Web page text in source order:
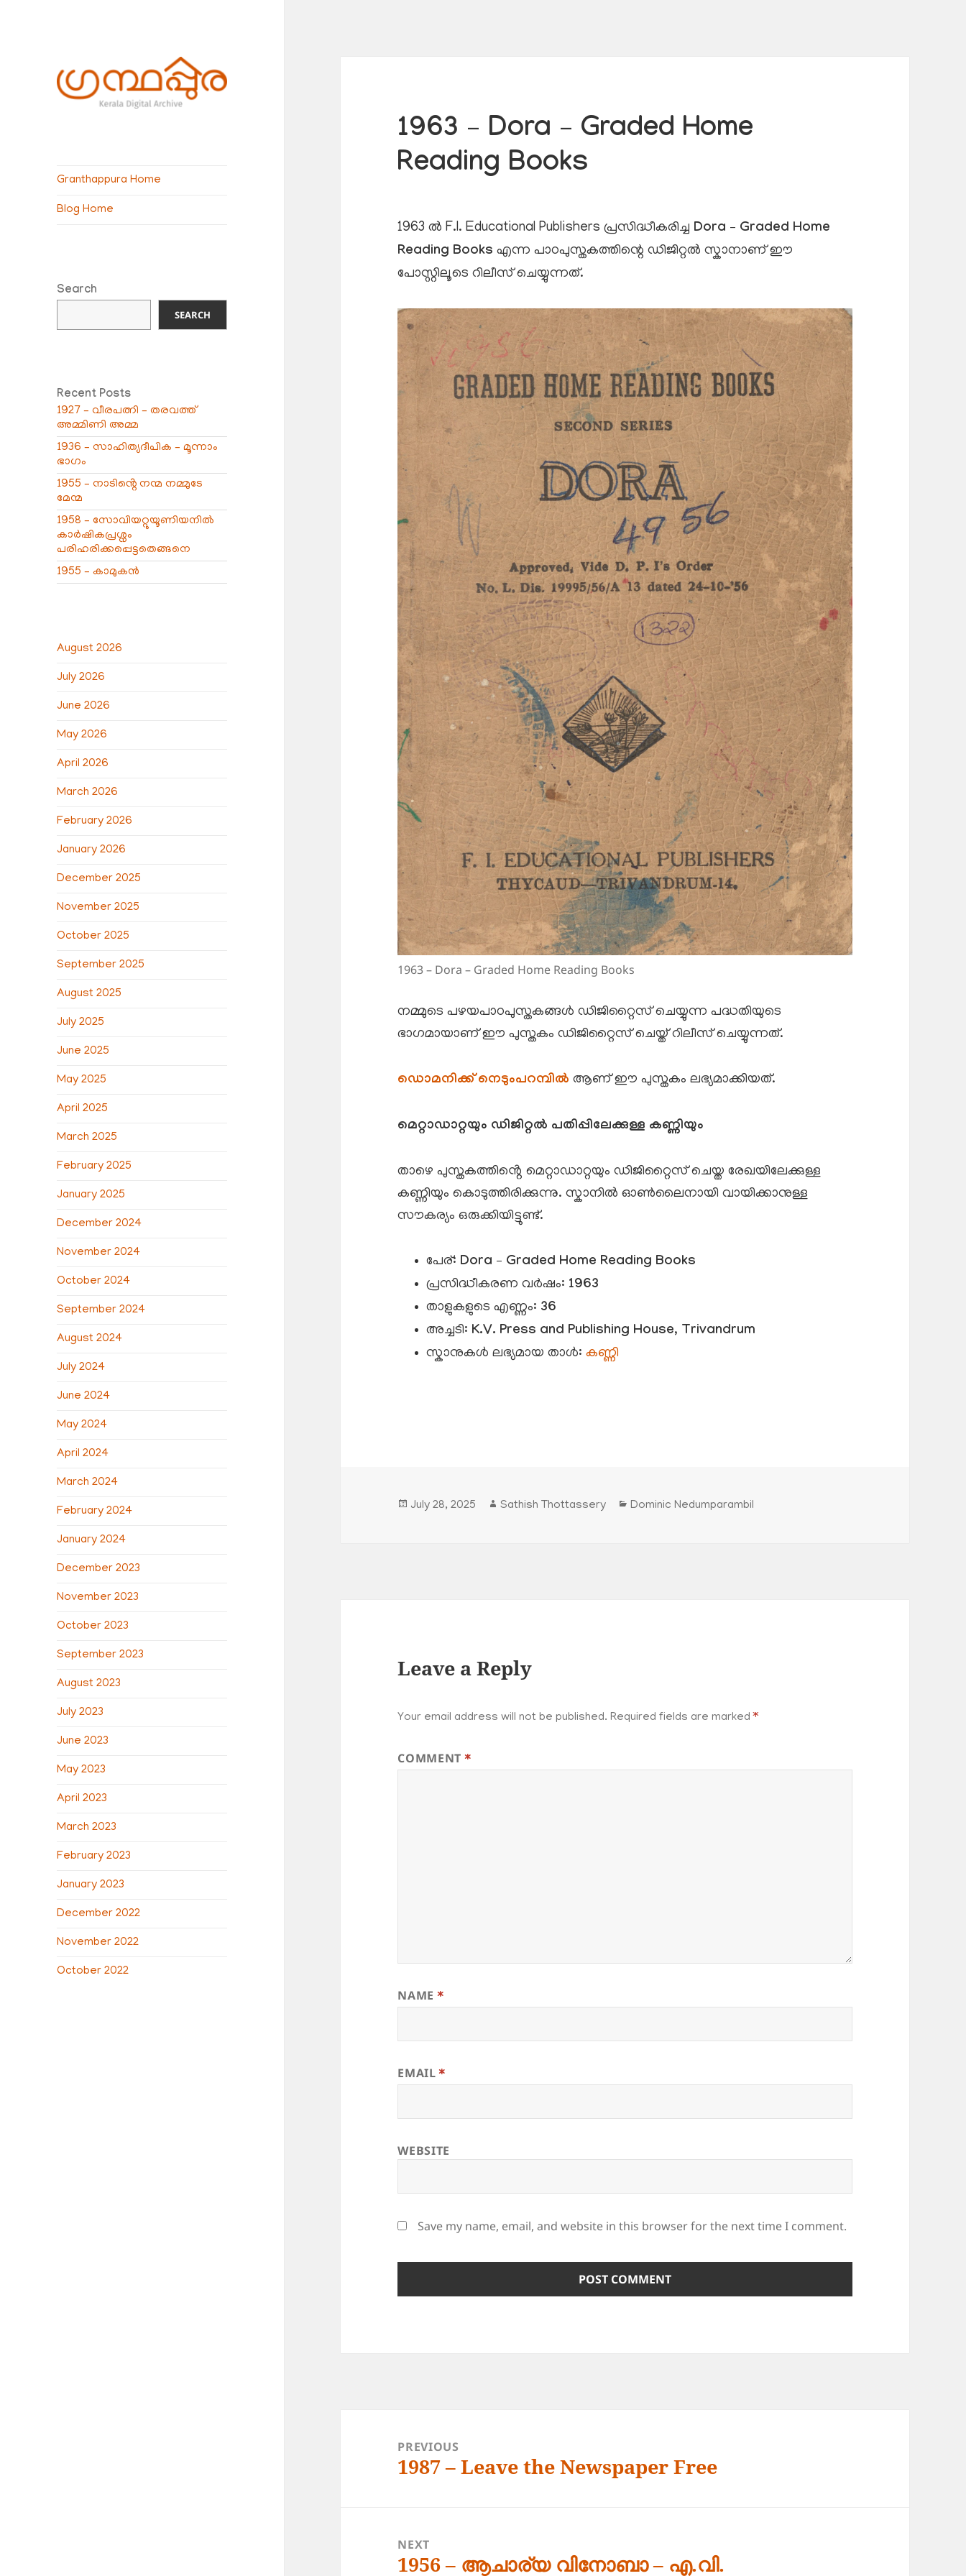
blog
Granthappura Home
Blog Home
Search
SEARCH
Recent Posts
1927 – വീരപത്നി – തരവത്ത്
അമ്മിണി അമ്മ
1936 – സാഹിത്യദീപിക – മൂന്നാം
ഭാഗം
1955 – നാടിൻ്റെ നന്മ നമ്മുടേ
മേന്മ
1958 – സോവിയറ്റുയൂണിയനിൽ
കാർഷികപ്രശ്നം
പരിഹരിക്കപ്പെട്ടതെങ്ങനെ
1955 – കാമുകൻ
August 2026
July 2026
June 2026
May 2026
April 2026
March 2026
February 2026
January 2026
December 2025
November 2025
October 2025
September 2025
August 2025
July 2025
June 2025
May 2025
April 2025
March 2025
February 2025
January 2025
December 2024
November 2024
October 2024
September 2024
August 2024
July 2024
June 2024
May 2024
April 2024
March 2024
February 2024
January 2024
December 2023
November 2023
October 2023
September 2023
August 2023
July 2023
June 2023
May 2023
April 2023
March 2023
February 2023
January 2023
December 2022
November 2022
October 2022
1963 – Dora – Graded Home
Reading Books
1963 ൽ F.I. Educational Publishers പ്രസിദ്ധീകരിച്ച Dora – Graded Home
Reading Booksഎന്ന പാഠപുസ്തകത്തിന്റെ ഡിജിറ്റൽ സ്കാനാണ് ഈ
പോസ്റ്റിലൂടെ റിലീസ് ചെയ്യുന്നത്.
1963 – Dora – Graded Home Reading Books
നമ്മുടെ പഴയപാഠപുസ്തകങ്ങൾ ഡിജിറ്റൈസ് ചെയ്യുന്ന പദ്ധതിയുടെ
ഭാഗമായാണ് ഈ പുസ്തകം ഡിജിറ്റൈസ് ചെയ്ത് റിലീസ് ചെയ്യുന്നത്.
ഡൊമനിക്ക് നെടും‌പറമ്പിൽ ആണ് ഈ പുസ്തകം ലഭ്യമാക്കിയത്.
മെറ്റാഡാറ്റയും ഡിജിറ്റൽ പതിപ്പിലേക്കുള്ള കണ്ണിയും
താഴെ പുസ്തകത്തിൻ്റെ മെറ്റാഡാറ്റയും ഡിജിറ്റൈസ് ചെയ്ത രേഖയിലേക്കുള്ള
കണ്ണിയും കൊടുത്തിരിക്കുന്നു. സ്കാനിൽ ഓൺലൈനായി വായിക്കാനുള്ള
സൗകര്യം ഒരുക്കിയിട്ടുണ്ട്.
പേര്: Dora – Graded Home Reading Books
പ്രസിദ്ധീകരണ വർഷം: 1963
താളുകളുടെ എണ്ണം: 36
അച്ചടി: K.V. Press and Publishing House, Trivandrum
സ്കാനുകൾ ലഭ്യമായ താൾ:കണ്ണി
Posted
July 28, 2025 Author
Sathish Thottassery Categories
Dominic Nedumparambil
Leave a Reply
Your email address will not be published. Required fields are marked*
COMMENT*
NAME*
EMAIL*
WEBSITE
Save my name, email, and website in this browser for the next time I comment.
navigationPREVIOUS
Previous
1987 – Leave the Newspaper Free
NEXT
Next
1956 – ആചാര്യ വിനോബാ – എ.വി.